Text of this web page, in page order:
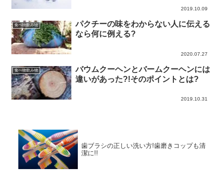
2019.10.09
食べ物飲み物
パクチーの味をわからない人に伝える
なら何に例える?
2020.07.27
食べ物飲み物
バウムクーヘンとバームクーヘンには
違いがあった?!そのポイントとは?
2019.10.31
歯ブラシの正しい洗い方!歯磨きコップも清
潔に!!